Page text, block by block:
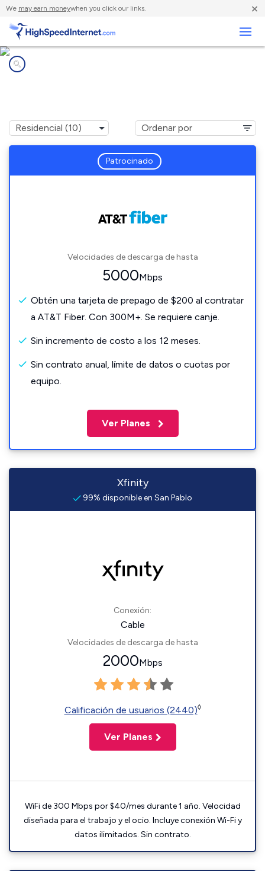
We may earn moneywhen you click our links. ×
Patrocinado
Velocidades de descarga de hasta
5000Mbps
Obtén una tarjeta de prepago de $200 al contratar
a AT&T Fiber. Con 300M+. Se requiere canje.
Sin incremento de costo a los 12 meses.
Sin contrato anual, límite de datos o cuotas por
equipo.
Ver Planes
Xfinity
99% disponible en San Pablo
Conexión:
Cable
Velocidades de descarga de hasta
2000Mbps
Calificación de usuarios (2440)◊
Ver Planes
WiFi de 300 Mbps por $40/mes durante 1 año. Velocidad
diseñada para el trabajo y el ocio. Incluye conexión Wi-Fi y
datos ilimitados. Sin contrato.